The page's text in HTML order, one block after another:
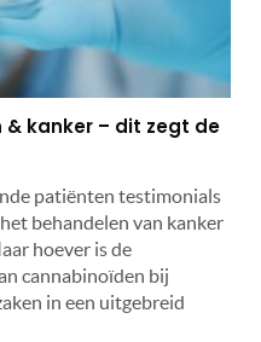
kanker – dit zegt de
patiënten testimonials
behandelen van kanker
hoever is de
cannabinoïden bij
in een uitgebreid